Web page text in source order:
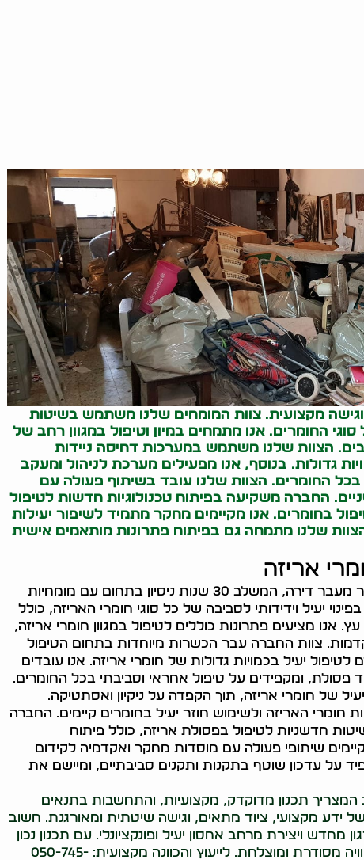
וגישה מקצועית. צוות המומחים שלנו משתמש בשיטות
החומרים. אנו מתמחים במיון וטיפול במגוון רחב של
הצוות שלנו משתמש במערכות דחיסה ניידות
גדולות. בנוסף, אנו מפעילים מערכת לניהול ומעקב
החומרים. הצוות שלנו עובד בשיתוף פעולה עם
החברה משקיעה בפיתוח טכנולוגיות חדשות לטיפול
בחומרים. אנו מקיימים מחקר מתמיד לשיפור יעילות
שלנו מתמחה גם בפיתוח פתרונות מותאמים אישית
אריזה
שירות מקצועי ומקיף לפינוי חומרי אריזה לאחר מעבר דירה, המשלב 30 שנות ניסיון בתחום עם מומחיות
יעיל וידידותי לסביבה של כל סוגי חומרי האריזה, כולל
אנו מציעים פתרונות כוללים לטיפול במגוון חומרי אריזה,
צוות החברה עבר הכשרות מיוחדות בתחום הטיפול
יעיל בכמויות גדולות של חומרי אריזה. אנו עובדים
פסולת, ומקפידים על טיפול אחראי וסביבתי בכל החומרים.
של חומרי אריזה, תוך הקפדה על ניקיון ואסתטיקה.
חומרי האריזה ולשימוש חוזר יעיל בחומרים קיימים. החברה
חדשניות לטיפול בפסולת אריזה, כולל פיתוח
שיתופי פעולה עם מוסדות מחקר ואקדמיה לקידום
על עדכון שוטף בתקנות ותקנים סביבתיים, ומיישם את
המצריך תכנון מדוקדק, מקצועיות, והתחשבות בתנאים
ידע מקצועי, ציוד מתאים, וגישה שיטתית ומאורגנת. חשוב
מחדש ויצירת מרחב אחסון יעיל ופונקציונלי. עם תכנון נכון
וליווי מקצועי, ניתן להפוך את תהליך הפינוי לחוויה מסודרת ומוצלחת. לייעוץ והכוונה מקצועית: 050-745-